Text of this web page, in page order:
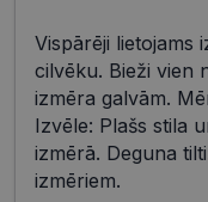
Vispārēji lietojams
cilvēku. Bieži vien
izmēra galvām.
Izvēle: Plašs stila
izmērā. Deguna
izmēriem.